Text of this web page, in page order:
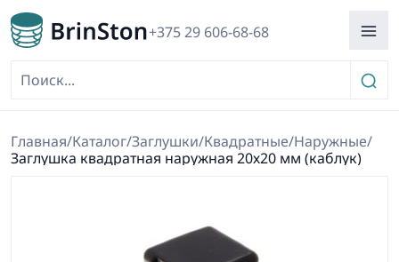
+375 29 606-68-68
Главная/Каталог/Заглушки/Квадратные/Наружные/
Заглушка квадратная наружная 20х20 мм (каблук)